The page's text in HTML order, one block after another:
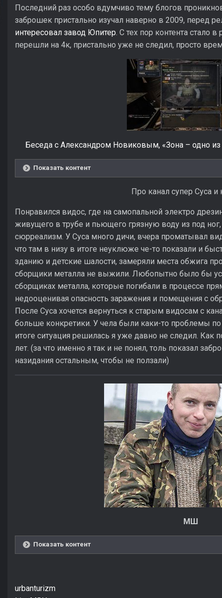
Последний раз особо вдумчиво тему блогов
заброшек пристально изучал наверно в 2009, перед
интересовал завод Юпитер. С тех пор контента стало
перешли на 4к, пристально уже не следил, просто
Беседа с Александром Новиковым, «Зона – одно
Показать контент
Про канал супер Суса и
Понравился видос, где на самопальной электро
живущего в трубе и пьющего грязную воду из под
сюрреализм. У Суса много дичи, вчера проматывал
что там в низу в итоге неуклюже че-то показали и
зданию и детские шалости, замеряли места обжига
сборщики металла не выжили. Любопытно было бы
сборщиках металла, которые погибали в процессе
недооценивая опасность заражения и помещения с
После Суса хочется вернуться к старым видосам с
больше конкретики. У чела были каки-то проблемы
итоге ситуация решилась я уже давно не следил.
лет. (за что именно я так и не понял, толь показал
назидания остальным, чтобы не ползали)
МШ
Показать контент
urbanturizm